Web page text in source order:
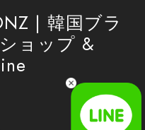
わせも対応が早く優しくて
| 韓国ブラ
ョップ &